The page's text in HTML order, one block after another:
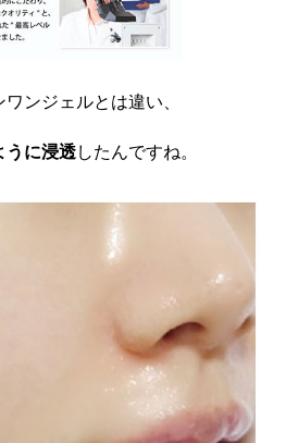
ンジェルとは違い、
うに浸透したんですね。